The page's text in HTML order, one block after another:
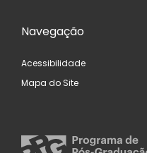
Navegação
Acessibilidade
Mapa do Site